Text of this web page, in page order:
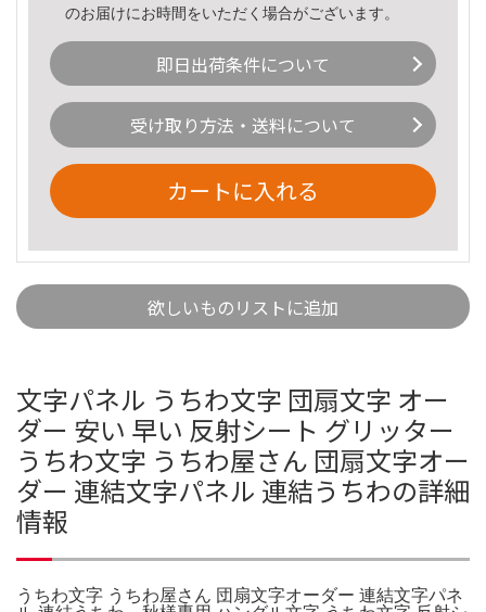
のお届けにお時間をいただく場合がございます。
即日出荷条件について
受け取り方法・送料について
カートに入れる
欲しいものリストに追加
文字パネル うちわ文字 団扇文字 オー
ダー 安い 早い 反射シート グリッター
うちわ文字 うちわ屋さん 団扇文字オー
ダー 連結文字パネル 連結うちわの詳細
情報
うちわ文字 うちわ屋さん 団扇文字オーダー 連結文字パネ